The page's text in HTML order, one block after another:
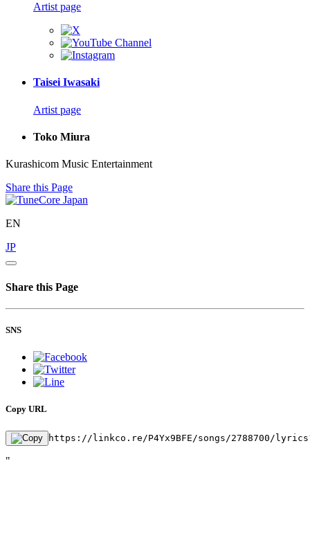
Artist page
Taisei Iwasaki
Artist page
Toko Miura
Kurashicom Music Entertainment
Share this Page
EN
JP
Share this Page
SNS
Copy URL
https://linkco.re/P4Yx9BFE/songs/2788700/
"